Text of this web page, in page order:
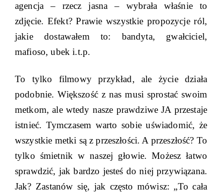
agencja – rzecz jasna – wybrała właśnie to
zdjęcie. Efekt? Prawie wszystkie propozycje ról,
jakie dostawałem to: bandyta, gwałciciel,
mafioso, ubek i.t.p.
To tylko filmowy przykład, ale życie działa
podobnie. Większość z nas musi sprostać swoim
metkom, ale wtedy nasze prawdziwe JA przestaje
istnieć. Tymczasem warto sobie uświadomić, że
wszystkie metki są z przeszłości. A przeszłość? To
tylko śmietnik w naszej głowie. Możesz łatwo
sprawdzić, jak bardzo jesteś do niej przywiązana.
Jak? Zastanów się, jak często mówisz: „To cała